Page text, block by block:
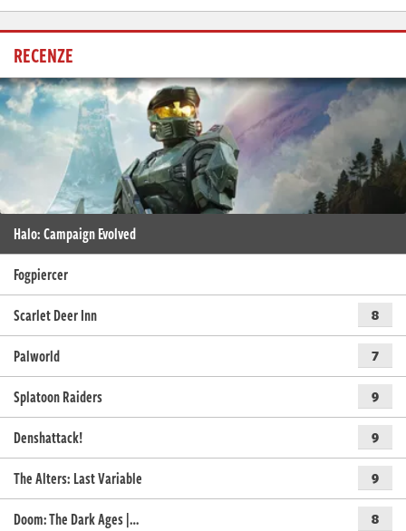
RECENZE
Halo: Campaign Evolved
Fogpiercer
Scarlet Deer Inn
8
Palworld 7
Splatoon Raiders 9
Denshattack! 9
The Alters: Last Variable 9
Doom: The Dark Ages |… 8